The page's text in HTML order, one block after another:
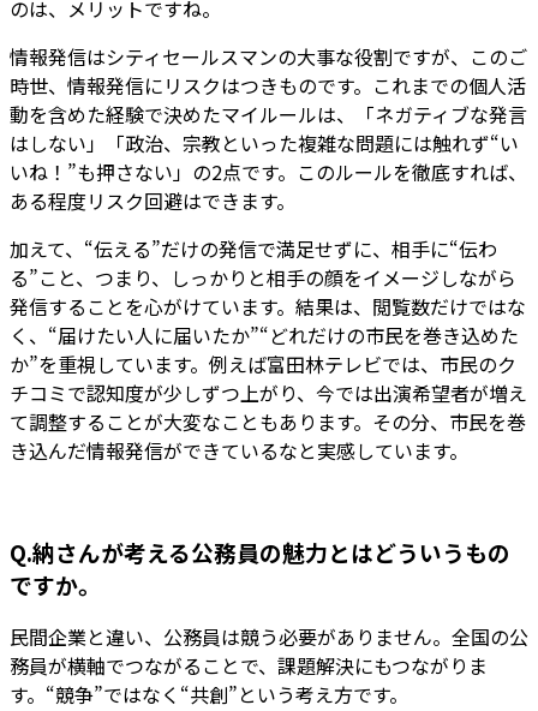
のは、メリットですね。
情報発信はシティセールスマンの大事な役割ですが、このご
時世、情報発信にリスクはつきものです。これまでの個人活
動を含めた経験で決めたマイルールは、「ネガティブな発言
はしない」「政治、宗教といった複雑な問題には触れず“い
いね！”も押さない」の2点です。このルールを徹底すれば、
ある程度リスク回避はできます。
加えて、“伝える”だけの発信で満足せずに、相手に“伝わ
る”こと、つまり、しっかりと相手の顔をイメージしながら
発信することを心がけています。結果は、閲覧数だけではな
く、“届けたい人に届いたか”“どれだけの市民を巻き込めた
か”を重視しています。例えば富田林テレビでは、市民のク
チコミで認知度が少しずつ上がり、今では出演希望者が増え
て調整することが大変なこともあります。その分、市民を巻
き込んだ情報発信ができているなと実感しています。
Q.納さんが考える公務員の魅力とはどういうもの
ですか。
民間企業と違い、公務員は競う必要がありません。全国の公
務員が横軸でつながることで、課題解決にもつながりま
す。“競争”ではなく“共創”という考え方です。